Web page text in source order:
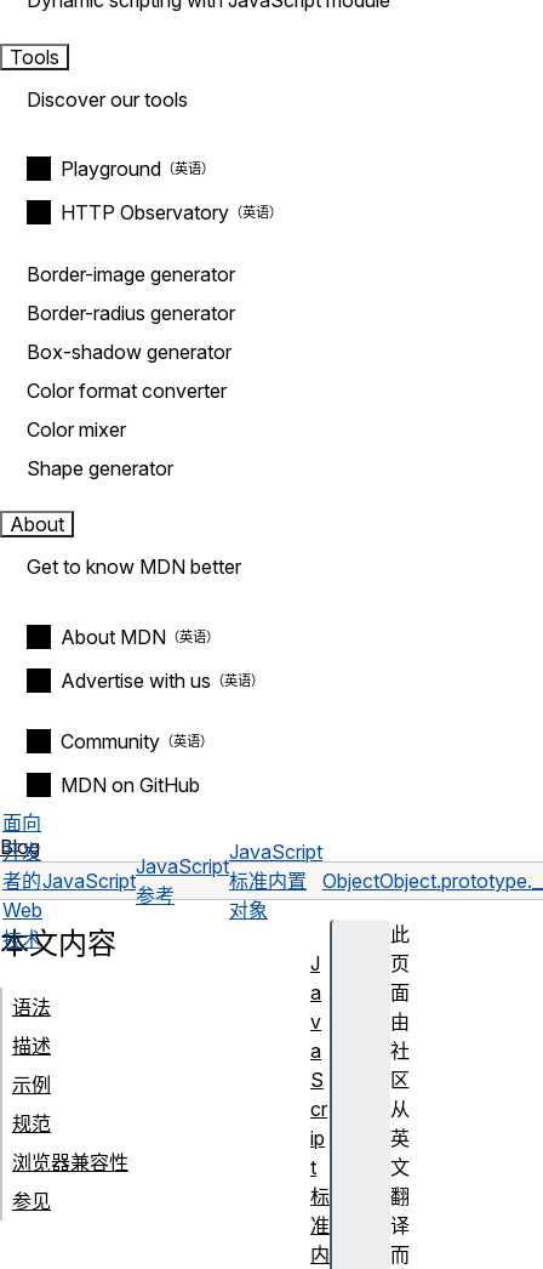
Tools
Discover our tools
Playground
HTTP Observatory
Border-image generator
Border-radius generator
Box-shadow generator
Color format converter
Color mixer
Shape generator
About
Get to know MDN better
About MDN
Advertise with us
Community
MDN on GitHub
Blog
面向
开发
者的
Web
技术
JavaScript
JavaScript
参考
JavaScript
标准内置
对象
Object
此
页
面
由
社
区
从
英
文
翻
译
而
本文内容
语法
描述
示例
规范
浏览器兼容性
参见
J
a
v
a
S
cr
ip
t
标
准
内